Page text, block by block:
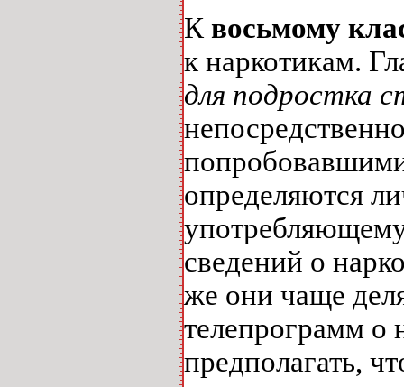
К восьмому
к наркотикам.
для подростка
определяются
сведений о
же они чаще
телепрограмм о
предполагать,